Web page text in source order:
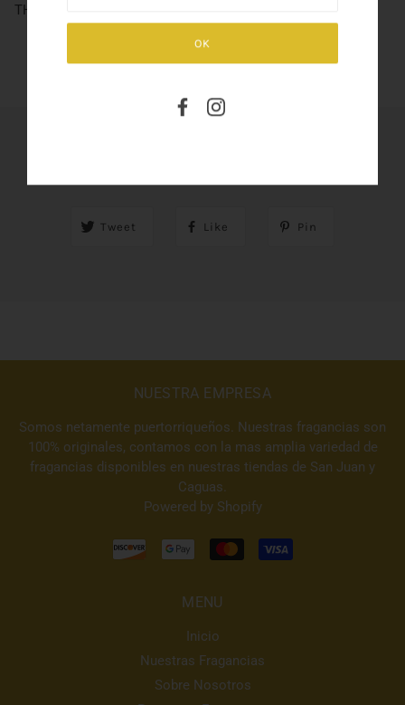
THE ONLY ONE 3.3OZ
Tweet Like Pin
NUESTRA EMPRESA
Somos netamente puertorriqueños. Nuestras fragancias son
100% originales, contamos con la mas amplia variedad de
fragancias disponibles en nuestras tiendas de San Juan y
Caguas.
Powered by Shopify
MENU
Inicio
Nuestras Fragancias
Sobre Nosotros